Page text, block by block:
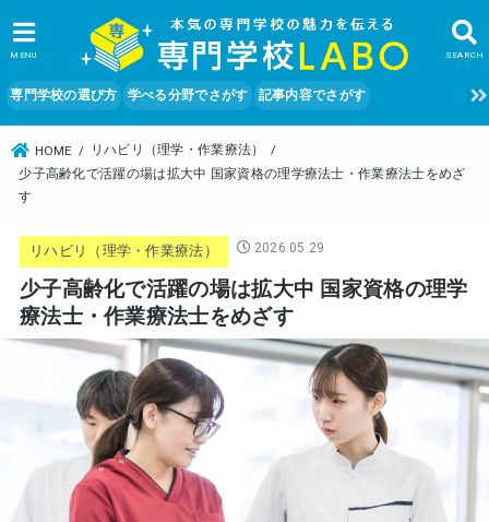
SEARCH
MENU
専門学校の選び方 学べる分野でさがす 記事内容でさがす
HOME
リハビリ（理学・作業療法）
少子高齢化で活躍の場は拡大中 国家資格の理学療法士・作業療法士をめざ
す
リハビリ（理学・作業療法） 2026.05.29
少子高齢化で活躍の場は拡大中 国家資格の理学
療法士・作業療法士をめざす